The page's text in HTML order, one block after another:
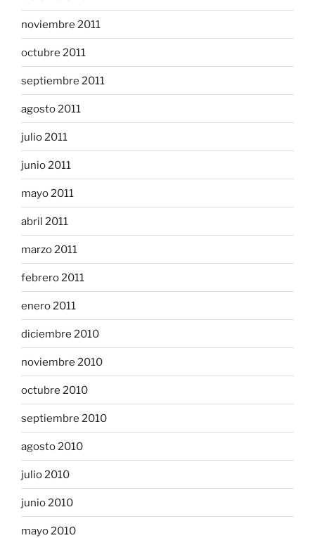
noviembre 2011
octubre 2011
septiembre 2011
agosto 2011
julio 2011
junio 2011
mayo 2011
abril 2011
marzo 2011
febrero 2011
enero 2011
diciembre 2010
noviembre 2010
octubre 2010
septiembre 2010
agosto 2010
julio 2010
junio 2010
mayo 2010